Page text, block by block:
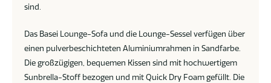
sind.
Das Basei Lounge-Sofa und die Lounge-Sessel verfügen über
einen pulverbeschichteten Aluminiumrahmen in Sandfarbe.
Die großzügigen, bequemen Kissen sind mit hochwertigem
Sunbrella-Stoff bezogen und mit Quick Dry Foam gefüllt. Die